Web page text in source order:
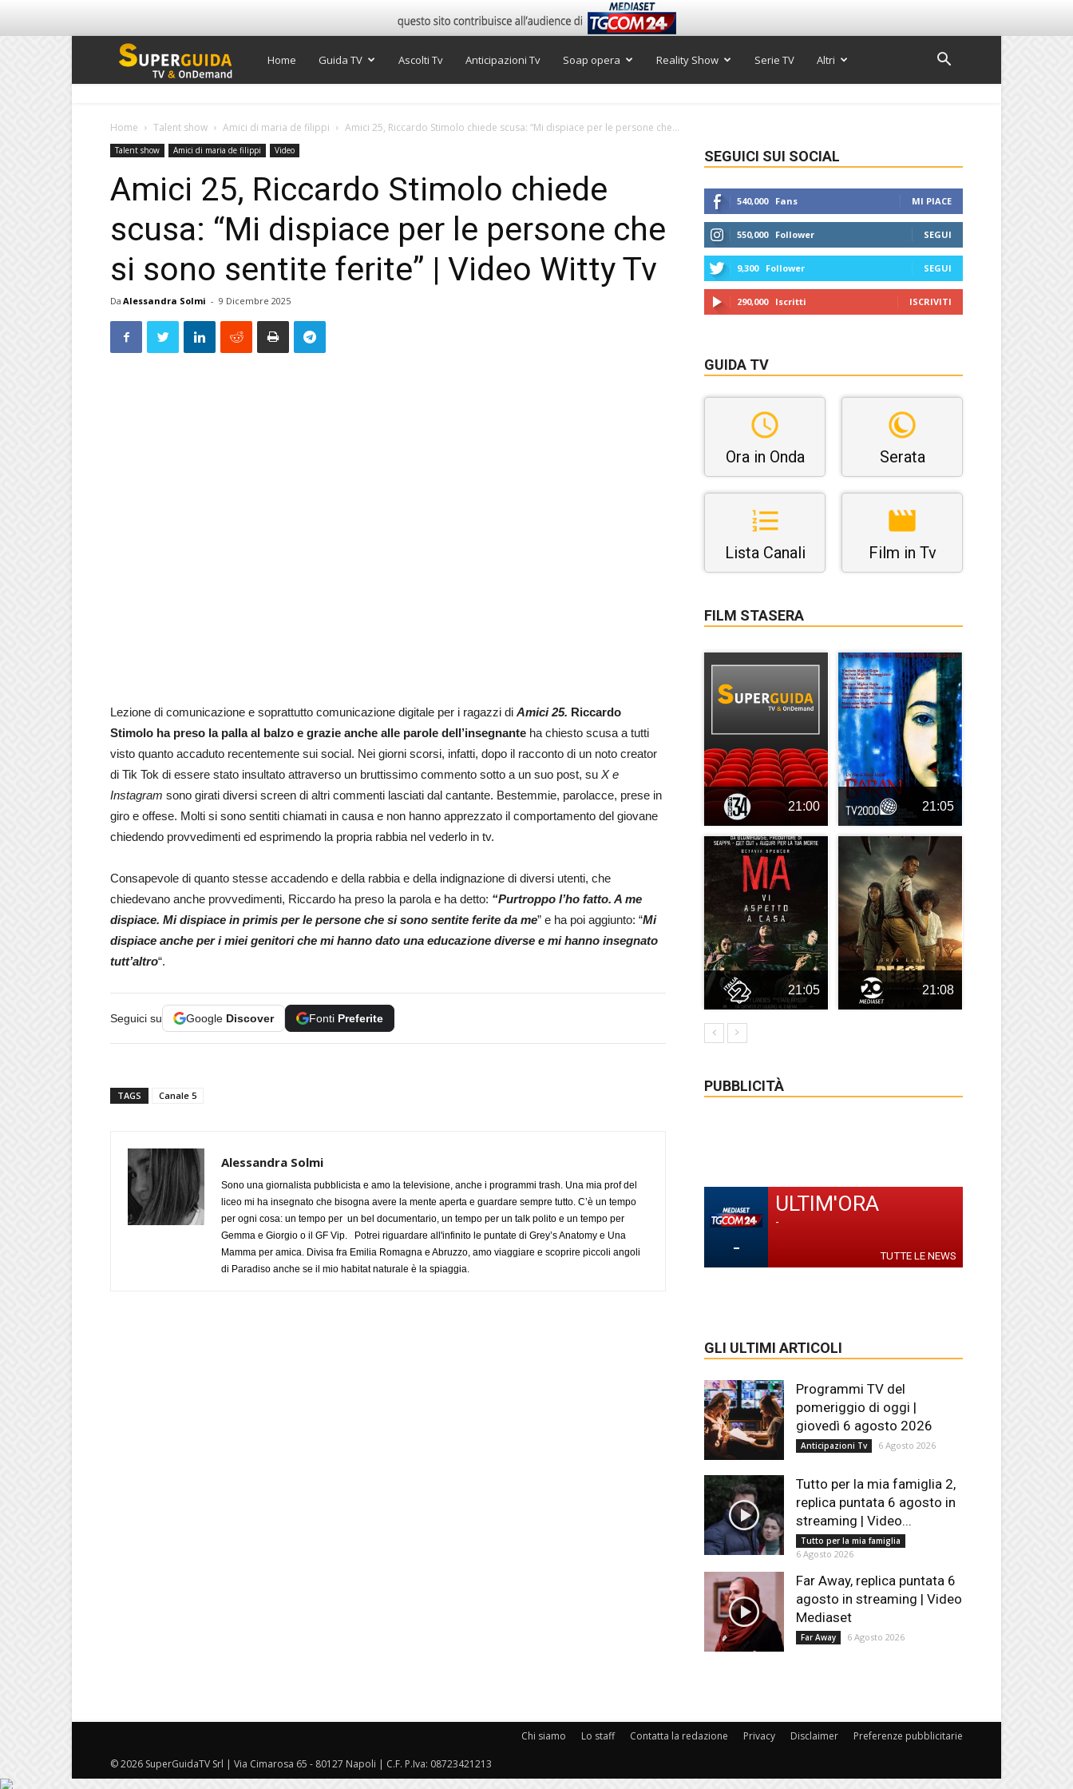
Super
TV
Home Guida TV Ascolti Tv Anticipazioni Tv Soap opera Reality Show Serie TV Altri
Home Talent show Amici di maria de filippi Amici 25, Riccardo Stimolo chiede scusa: “Mi dispiace per le persone che...
Talent show Amici di maria de filippi Video
Amici 25, Riccardo Stimolo chiede
scusa: “Mi dispiace per le persone che
si sono sentite ferite” | Video Witty Tv
Da Alessandra Solmi - 9 Dicembre 2025
Lezione di comunicazione e soprattutto comunicazione digitale per i ragazzi di Amici 25. Riccardo
Stimolo ha preso la palla al balzo e grazie anche alle parole dell’insegnante ha chiesto scusa a tutti
visto quanto accaduto recentemente sui social. Nei giorni scorsi, infatti, dopo il racconto di un noto creator
di Tik Tok di essere stato insultato attraverso un bruttissimo commento sotto a un suo post, su X e
Instagram sono girati diversi screen di altri commenti lasciati dal cantante. Bestemmie, parolacce, prese in
giro e offese. Molti si sono sentiti chiamati in causa e non hanno apprezzato il comportamento del giovane
chiedendo provvedimenti ed esprimendo la propria rabbia nel vederlo in tv.
Consapevole di quanto stesse accadendo e della rabbia e della indignazione di diversi utenti, che
chiedevano anche provvedimenti, Riccardo ha preso la parola e ha detto: “Purtroppo l’ho fatto. A me
dispiace. Mi dispiace in primis per le persone che si sono sentite ferite da me” e ha poi aggiunto: “Mi
dispiace anche per i miei genitori che mi hanno dato una educazione diverse e mi hanno insegnato
tutt’altro“.
Seguici su Google Discover Fonti Preferite
TAGS Canale 5
Alessandra Solmi
Sono una giornalista pubblicista e amo la televisione, anche i programmi trash. Una mia prof del
liceo mi ha insegnato che bisogna avere la mente aperta e guardare sempre tutto. C’è un tempo
per ogni cosa: un tempo per un bel documentario, un tempo per un talk polito e un tempo per
Gemma e Giorgio o il GF Vip. Potrei riguardare all'infinito le puntate di Grey’s Anatomy e Una
Mamma per amica. Divisa fra Emilia Romagna e Abruzzo, amo viaggiare e scoprire piccoli angoli
di Paradiso anche se il mio habitat naturale è la spiaggia.
SEGUICI SUI SOCIAL
540,000 Fans MI PIACE
550,000 Follower SEGUI
9,300 Follower SEGUI
290,000 Iscritti ISCRIVITI
GUIDA TV
Ora in Onda Serata
Lista Canali Film in Tv
FILM STASERA
21:00 21:05
21:05 21:08
PUBBLICITÀ
-
ULTIM'ORA
-
TUTTE LE NEWS
GLI ULTIMI ARTICOLI
Programmi TV del
pomeriggio di oggi |
giovedì 6 agosto 2026
Anticipazioni Tv 6 Agosto 2026
Tutto per la mia famiglia 2,
replica puntata 6 agosto in
streaming | Video...
Tutto per la mia famiglia
6 Agosto 2026
Far Away, replica puntata 6
agosto in streaming | Video
Mediaset
Far Away 6 Agosto 2026
Chi siamo Lo staff Contatta la redazione Privacy Disclaimer Preferenze pubblicitarie
© 2026 SuperGuidaTV Srl | Via Cimarosa 65 - 80127 Napoli | C.F. P.Iva: 08723421213